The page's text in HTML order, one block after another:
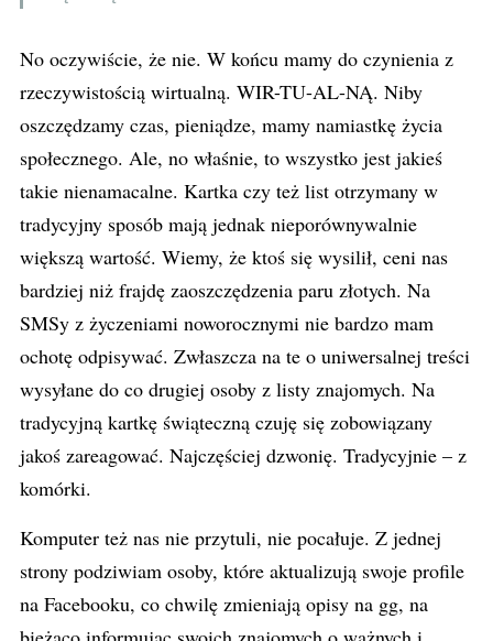
No oczywiście, że nie. W końcu mamy do czynienia z
rzeczywistością wirtualną. WIR-TU-AL-NĄ. Niby
oszczędzamy czas, pieniądze, mamy namiastkę życia
społecznego. Ale, no właśnie, to wszystko jest jakieś
takie nienamacalne. Kartka czy też list otrzymany w
tradycyjny sposób mają jednak nieporównywalnie
większą wartość. Wiemy, że ktoś się wysilił, ceni nas
bardziej niż frajdę zaoszczędzenia paru złotych. Na
SMSy z życzeniami noworocznymi nie bardzo mam
ochotę odpisywać. Zwłaszcza na te o uniwersalnej treści
wysyłane do co drugiej osoby z listy znajomych. Na
tradycyjną kartkę świąteczną czuję się zobowiązany
jakoś zareagować. Najczęściej dzwonię. Tradycyjnie – z
komórki.
Komputer też nas nie przytuli, nie pocałuje. Z jednej
strony podziwiam osoby, które aktualizują swoje profile
na Facebooku, co chwilę zmieniają opisy na gg, na